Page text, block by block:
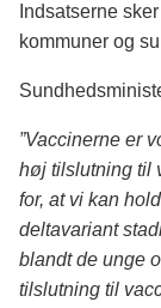
Indsatserne
kommuner og
”Vaccinerne er
høj tilslutning til
for, at vi kan
deltavariant
blandt de unge
tilslutning til